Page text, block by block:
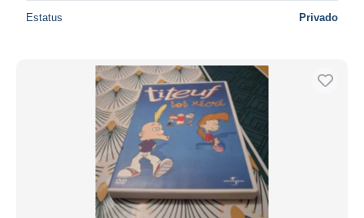
Estatus Privado